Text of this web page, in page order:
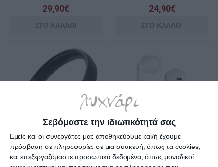
Σεβόμαστε την ιδιωτικότητά σας
Εμείς και οι συνεργάτες μας αποθηκεύουμε και/ή έχουμε
πρόσβαση σε πληροφορίες σε μια συσκευή, όπως τα cookies,
και επεξεργαζόμαστε προσωπικά δεδομένα, όπως μοναδικοί
29,90€ 24,90€
Ακουστικά JBL Tune 510BT
Ακουστικά XO X33 Tws In-